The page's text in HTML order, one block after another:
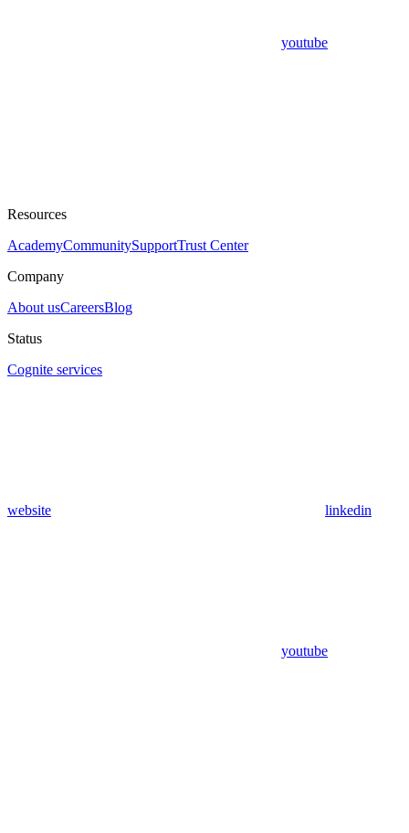
youtube
Resources
AcademyCommunitySupportTrust Center
Company
About usCareersBlog
Status
Cognite services
website linkedin
youtube